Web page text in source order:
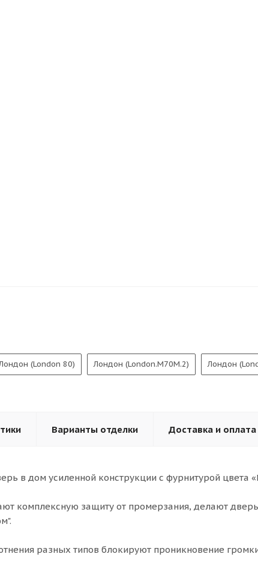
(London 80) Лондон (London.M70M.2) Лондон
Варианты отделки Доставка и оплата
в дом усиленной конструкции с фурнитурой цвета
комплексную защиту от промерзания, делают
разных типов блокируют проникновение